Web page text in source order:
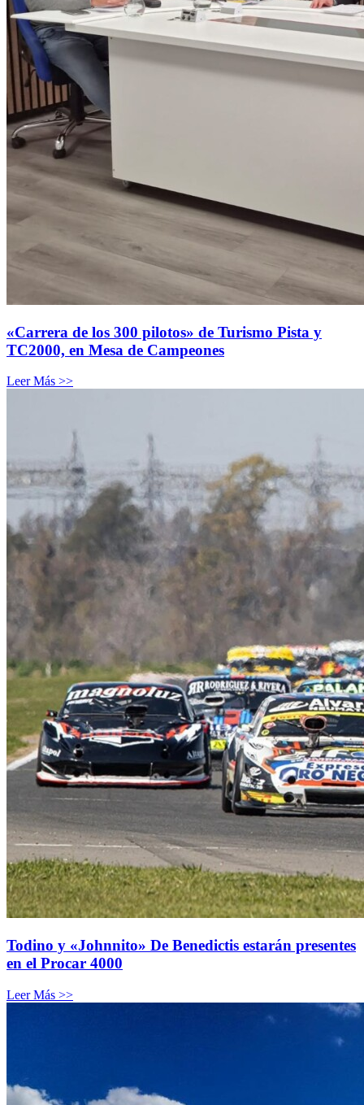
«Carrera de los 300 pilotos» de Turismo Pista y
TC2000, en Mesa de Campeones
Leer Más >>
Todino y «Johnnito» De Benedictis estarán presentes
en el Procar 4000
Leer Más >>